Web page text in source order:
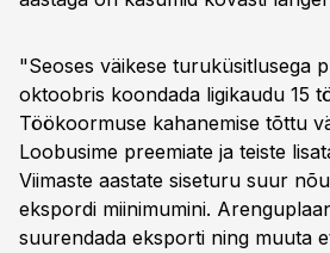
"Seoses väikese turuküsitlusega
oktoobris koondada ligikaudu 15
Töökoormuse kahanemise tõttu
Loobusime preemiate ja teiste
Viimaste aastate siseturu suur
ekspordi miinimumini.
suurendada eksporti ning muuta